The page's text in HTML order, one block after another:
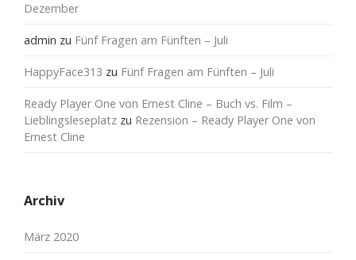
Dezember
admin zu Fünf Fragen am Fünften – Juli
HappyFace313 zu Fünf Fragen am Fünften – Juli
Ready Player One von Ernest Cline – Buch vs. Film –
Lieblingsleseplatz zu Rezension – Ready Player One von
Ernest Cline
Archiv
März 2020